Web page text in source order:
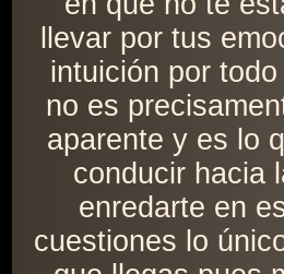
llevar por tus
intuición por
no es
aparente y es lo
conducir hacia
enredarte en
cuestiones lo